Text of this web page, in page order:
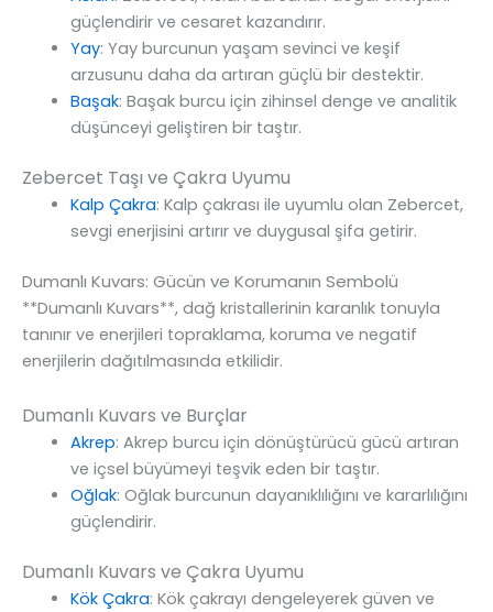
güçlendirir ve cesaret kazandırır.
Yay: Yay burcunun yaşam sevinci ve keşif
arzusunu daha da artıran güçlü bir destektir.
Başak: Başak burcu için zihinsel denge ve analitik
düşünceyi geliştiren bir taştır.
Zebercet Taşı ve Çakra Uyumu
Kalp Çakra: Kalp çakrası ile uyumlu olan Zebercet,
sevgi enerjisini artırır ve duygusal şifa getirir.
Dumanlı Kuvars: Gücün ve Korumanın Sembolü
**Dumanlı Kuvars**, dağ kristallerinin karanlık tonuyla
tanınır ve enerjileri topraklama, koruma ve negatif
enerjilerin dağıtılmasında etkilidir.
Dumanlı Kuvars ve Burçlar
Akrep: Akrep burcu için dönüştürücü gücü artıran
ve içsel büyümeyi teşvik eden bir taştır.
Oğlak: Oğlak burcunun dayanıklılığını ve kararlılığını
güçlendirir.
Dumanlı Kuvars ve Çakra Uyumu
Kök Çakra: Kök çakrayı dengeleyerek güven ve